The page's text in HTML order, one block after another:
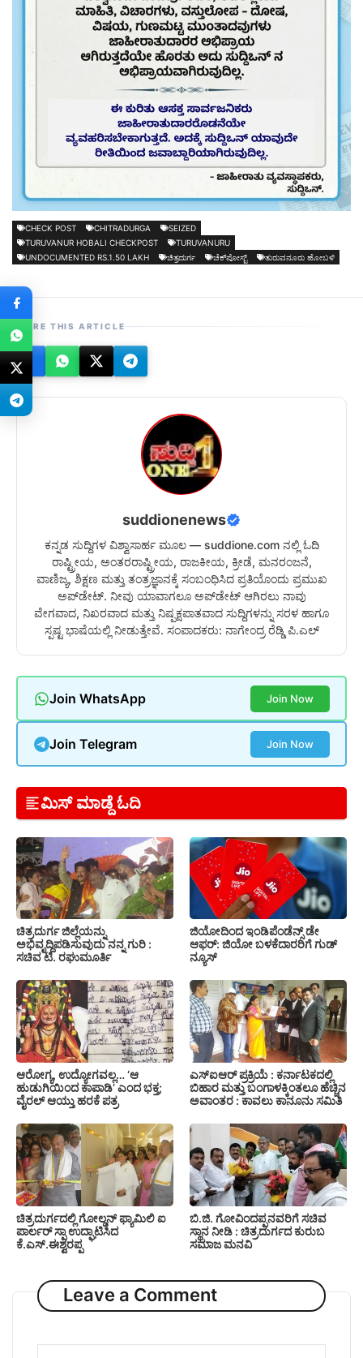
CHECK POST CHITRADURGA
SEIZED
TURUVANUR HOBALI CHECKPOST
TURUVANURU
UNDOCUMENTED RS.1.50 LAKH
ಚಿತ್ರದುರ್ಗ ಚೆಕ್‍ಪೋಸ್ಟ್ ತುರುವನೂರು ಹೋಬಳಿ
SHARE THIS ARTICLE
suddionenews
ಕನ್ನಡ ಸುದ್ದಿಗಳ ವಿಶ್ವಾಸಾರ್ಹ ಮೂಲ — suddione.com ನಲ್ಲಿ ಓದಿ
ರಾಷ್ಟ್ರೀಯ, ಅಂತರರಾಷ್ಟ್ರೀಯ, ರಾಜಕೀಯ, ಕ್ರೀಡೆ, ಮನರಂಜನೆ,
ವಾಣಿಜ್ಯ, ಶಿಕ್ಷಣ ಮತ್ತು ತಂತ್ರಜ್ಞಾನಕ್ಕೆ ಸಂಬಂಧಿಸಿದ ಪ್ರತಿಯೊಂದು ಪ್ರಮುಖ
ಅಪ್‌ಡೇಟ್. ನೀವು ಯಾವಾಗಲೂ ಅಪ್‌ಡೇಟ್ ಆಗಿರಲು ನಾವು
ವೇಗವಾದ, ನಿಖರವಾದ ಮತ್ತು ನಿಷ್ಪಕ್ಷಪಾತವಾದ ಸುದ್ದಿಗಳನ್ನು ಸರಳ ಹಾಗೂ
ಸ್ಪಷ್ಟ ಭಾಷೆಯಲ್ಲಿ ನೀಡುತ್ತೇವೆ. ಸಂಪಾದಕರು: ನಾಗೇಂದ್ರ ರೆಡ್ಡಿ ಪಿ.ಎಲ್
Join WhatsApp Join Now
Join Telegram Join Now
ಮಿಸ್ ಮಾಡ್ದೆ ಓದಿ
ಚಿತ್ರದುರ್ಗ ಜಿಲ್ಲೆಯನ್ನು
ಅಭಿವೃದ್ದಿಪಡಿಸುವುದು ನನ್ನ ಗುರಿ :
ಸಚಿವ ಟಿ. ರಘುಮೂರ್ತಿ
ಜಿಯೋದಿಂದ ಇಂಡಿಪೆಂಡೆನ್ಸ್ ಡೇ
ಆಫರ್: ಜಿಯೋ ಬಳಕೆದಾರರಿಗೆ ಗುಡ್
ನ್ಯೂಸ್
ಆರೋಗ್ಯ, ಉದ್ಯೋಗವಲ್ಲ… ‘ಆ
ಹುಡುಗಿಯಿಂದ ಕಾಪಾಡಿ’ ಎಂದ ಭಕ್ತ;
ವೈರಲ್ ಆಯ್ತು ಹರಕೆ ಪತ್ರ
ಎಸ್‍ಐಆರ್ ಪ್ರಕ್ರಿಯೆ : ಕರ್ನಾಟಕದಲ್ಲಿ
ಬಿಹಾರ ಮತ್ತು ಬಂಗಾಳಕ್ಕಿಂತಲೂ ಹೆಚ್ಚಿನ
ಅವಾಂತರ : ಕಾವಲು ಕಾನೂನು ಸಮಿತಿ
ಚಿತ್ರದುರ್ಗದಲ್ಲಿ ಗೋಲ್ಡನ್ ಫ್ಯಾಮಿಲಿ ಐ
ಪಾರ್ಲರ್ ಸ್ಪಾ ಉದ್ಘಾಟಿಸಿದ
ಕೆ.ಎಸ್.ಈಶ್ವರಪ್ಪ
ಬಿ.ಜಿ. ಗೋವಿಂದಪ್ಪನವರಿಗೆ ಸಚಿವ
ಸ್ಥಾನ ನೀಡಿ : ಚಿತ್ರದುರ್ಗದ ಕುರುಬ
ಸಮಾಜ ಮನವಿ
Leave a Comment